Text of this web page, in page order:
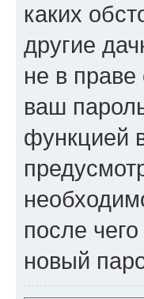
каких
другие
не в
ваш
функцией
после
новый